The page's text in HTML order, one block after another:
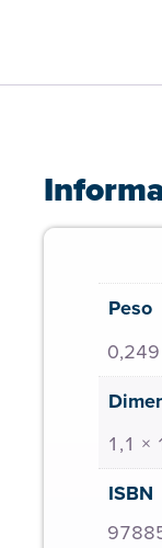
Peso
1,1 ×
ISBN